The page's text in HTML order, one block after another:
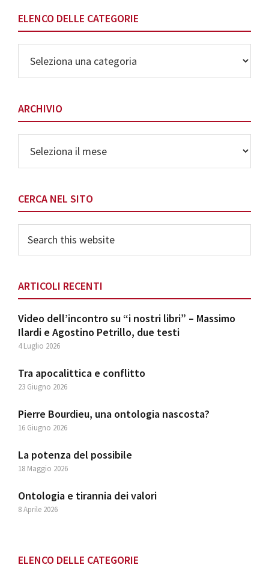
ELENCO DELLE CATEGORIE
delle
Categorie
ARCHIVIO
CERCA NEL SITO
this
ARTICOLI RECENTI
Video dell’incontro su “i nostri libri” – Massimo
Ilardi e Agostino Petrillo, due testi
4 Luglio 2026
Tra apocalittica e conflitto
23 Giugno 2026
Pierre Bourdieu, una ontologia nascosta?
16 Giugno 2026
La potenza del possibile
18 Maggio 2026
Ontologia e tirannia dei valori
8 Aprile 2026
ELENCO DELLE CATEGORIE